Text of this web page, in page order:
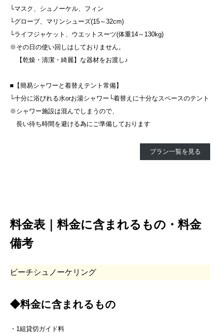
└マスク、シュノーケル、フィン
└グローブ、マリンシューズ(15～32cm)
└ライフジャケット、ウエットスーツ(体重14～130kg)
※その日の使い回しはしておりません。
【乾燥・清潔・綺麗】な器材をお渡し♪
■【簡易シャワーと着替えテント常備】
└十分に浴びれる水orお湯シャワー└着替えに十分なスペースのテント
※シャワー施設は混んでしまうので、
長い待ち時間を避ける為にご準備しております
プラン一覧を見る
料金表｜料金に含まれるもの・料金
備考
ビーチシュノーケリング
◆料金に含まれるもの
・1組貸切ガイド料